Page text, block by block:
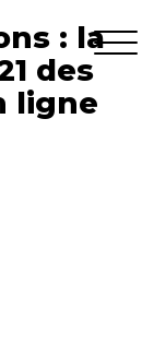
: la
des
ligne